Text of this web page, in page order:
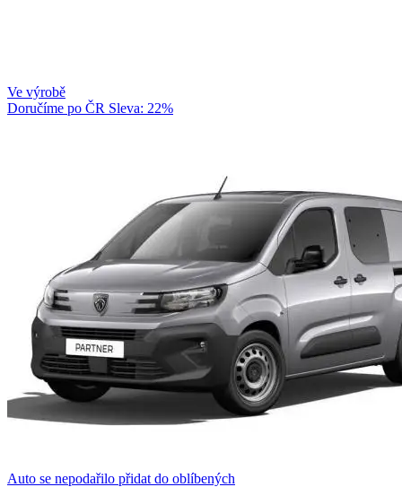
Ve výrobě
Doručíme po ČR Sleva: 22%
Auto se nepodařilo přidat do oblíbených